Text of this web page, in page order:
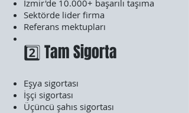
İzmir'de 10.000+ başarılı taşıma
Sektörde lider firma
Referans mektupları
2️⃣ Tam Sigorta
Eşya sigortası
İşçi sigortası
Üçüncü şahıs sigortası